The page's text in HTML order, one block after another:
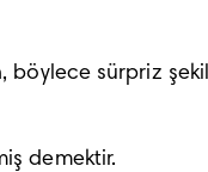
sürpriz
demektir.